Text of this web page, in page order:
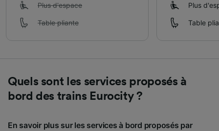
Plus d'espace
Table pliante
Plus
Table
Quels sont les services proposés à
bord des trains Eurocity ?
En savoir plus sur les services à bord proposés par